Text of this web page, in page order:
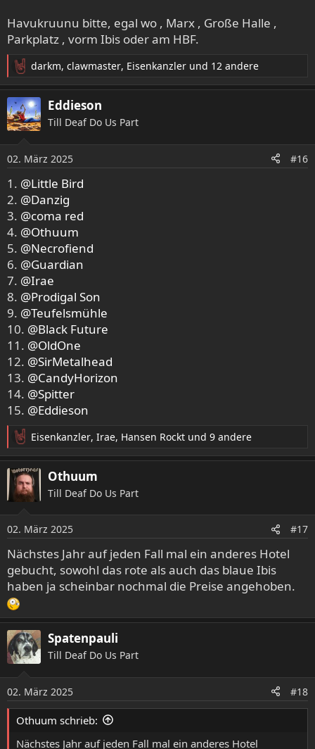
Havukruunu bitte, egal wo , Marx , Große Halle ,
Parkplatz , vorm Ibis oder am HBF.
R
e
a
k
t
n
n
:
darkm, clawmaster, Eisenkanzler und 12 andere
Eddieson
Till Deaf Do Us Part
02. März 2025 #16
1. @Little Bird
2. @Danzig
3. @coma red
4. @Othuum
5. @Necrofiend
6. @Guardian
7. @Irae
8. @Prodigal Son
9. @Teufelsmühle
10. @Black Future
11. @OldOne
12. @SirMetalhead
13. @CandyHorizon
14. @Spitter
15. @Eddieson
R
e
a
k
n
e
n
:
Eisenkanzler, Irae, Hansen Rockt und 9 andere
Othuum
Till Deaf Do Us Part
02. März 2025 #17
Nächstes Jahr auf jeden Fall mal ein anderes Hotel
gebucht, sowohl das rote als auch das blaue Ibis
haben ja scheinbar nochmal die Preise angehoben.
Spatenpauli
Till Deaf Do Us Part
02. März 2025 #18
Othuum schrieb:
Nächstes Jahr auf jeden Fall mal ein anderes Hotel